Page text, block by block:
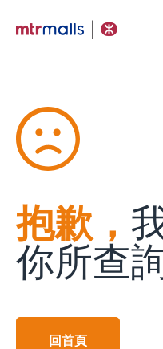
抱歉，
你所查
回首頁